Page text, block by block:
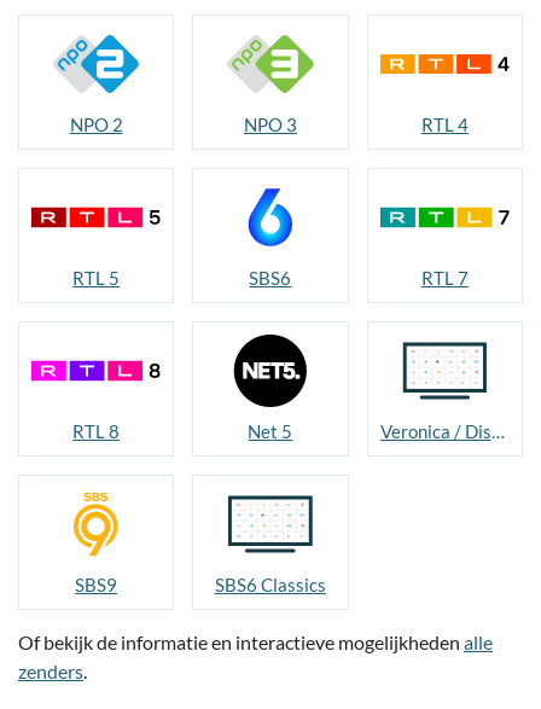
NPO 2 NPO 3 RTL 4
RTL 5 SBS6 RTL 7
RTL 8 Net 5 Veronica / Disney Junior
SBS9 SBS6 Classics
Of bekijk de informatie en interactieve mogelijkheden alle
zenders.